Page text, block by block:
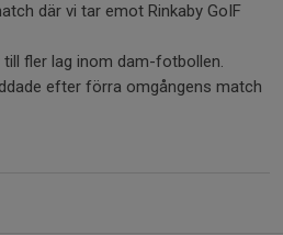
där vi tar emot Rinkaby GoIF
fler lag inom dam-fotbollen.
efter förra omgångens match